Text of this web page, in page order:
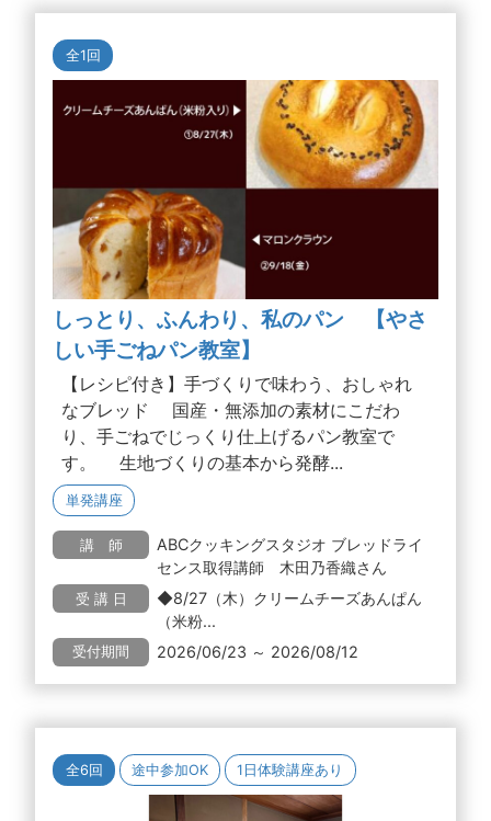
全1回
しっとり、ふんわり、私のパン 【やさ
しい手ごねパン教室】
【レシピ付き】手づくりで味わう、おしゃれ
なブレッド 国産・無添加の素材にこだわ
り、手ごねでじっくり仕上げるパン教室で
す。 生地づくりの基本から発酵...
単発講座
講 師
ABCクッキングスタジオ ブレッドライ
センス取得講師 木田乃香織さん
受 講 日
◆8/27（木）クリームチーズあんぱん
（米粉...
受付期間 2026/06/23 ～ 2026/08/12
全6回 途中参加OK 1日体験講座あり